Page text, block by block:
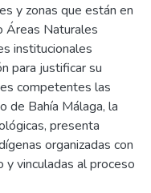
y zonas que están en
Áreas Naturales
institucionales
para justificar su
competentes las
de Bahía Málaga, la
presenta
organizadas con
y vinculadas al proceso